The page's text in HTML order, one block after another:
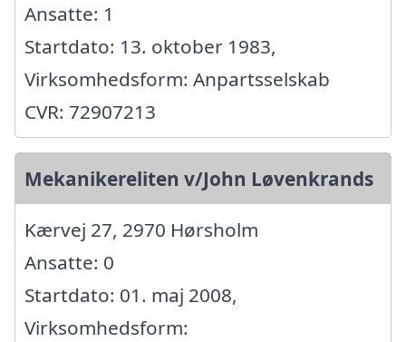
Ansatte: 1
Startdato: 13. oktober 1983,
Virksomhedsform: Anpartsselskab
CVR: 72907213
Mekanikereliten v/John Løvenkrands
Kærvej 27, 2970 Hørsholm
Ansatte: 0
Startdato: 01. maj 2008,
Virksomhedsform: